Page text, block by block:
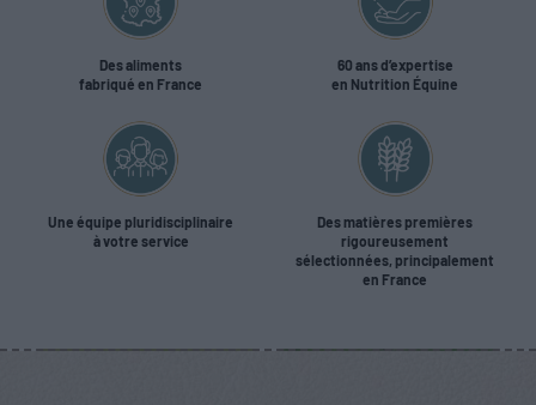
coliqu
es
chez
les
cheva
les
articu
lation
s d’un
cheva
Le
somm
eil du
cheva
l : un
Choisi
Des aliments
fabriqué en France
60 ans d’expertise
en Nutrition Équine
Une équipe pluridisciplinaire
à votre service
Des matières premières
rigoureusement
sélectionnées, principalement
en France